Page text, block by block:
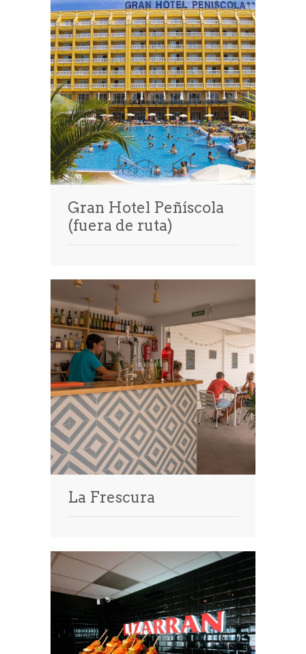
Gran Hotel Peñíscola
(fuera de ruta)
La Frescura